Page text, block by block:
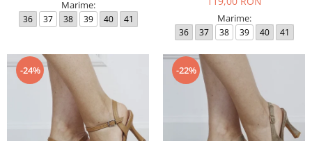
Marime:
36 37 38 39 40 41 Marime:
36 37 38 39 40 41
-24% -22%